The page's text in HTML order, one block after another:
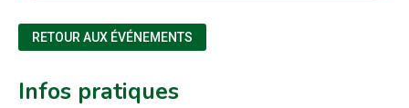
RETOUR AUX ÉVÉNEMENTS
Infos pratiques